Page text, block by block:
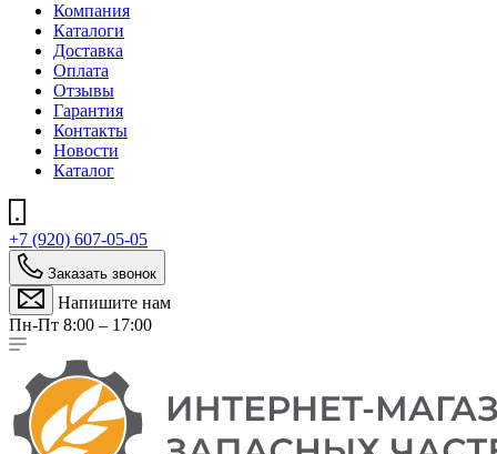
Компания
Каталоги
Доставка
Оплата
Отзывы
Гарантия
Контакты
Новости
Каталог
+7 (920) 607-05-05
Заказать звонок
Напишите нам
Пн-Пт 8:00 – 17:00